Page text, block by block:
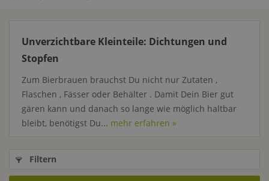
Unverzichtbare Kleinteile: Dichtungen und
Stopfen
Zum Bierbrauen brauchst Du nicht nur Zutaten ,
Flaschen , Fässer oder Behälter . Damit Dein Bier gut
gären kann und danach so lange wie möglich haltbar
bleibt, benötigst Du... mehr erfahren »
Filtern